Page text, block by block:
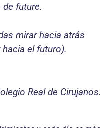
future.
mirar hacia atrás
el futuro).
Real de